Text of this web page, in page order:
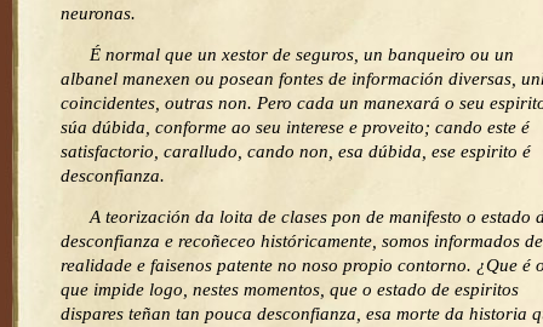
neuronas.
É normal que un xestor de seguros, un banqueiro ou un
albanel manexen ou posean fontes de información diversas,
coincidentes, outras non. Pero cada un manexará o seu
súa dúbida, conforme ao seu interese e proveito; cando este é
satisfactorio, caralludo, cando non, esa dúbida, ese espirito é
desconfianza.
A teorización da loita de clases pon de manifesto o estado
desconfianza e recoñeceo históricamente, somos informados
realidade e faisenos patente no noso propio contorno. ¿Que é
que impide logo, nestes momentos, que o estado de espiritos
dispares teñan tan pouca desconfianza, esa morte da historia